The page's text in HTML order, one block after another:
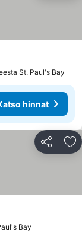
St. Paul's Bay
hinnat
Jaa
Bay